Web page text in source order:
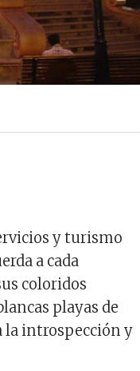
y turismo
a cada
coloridos
playas de
la introspección y